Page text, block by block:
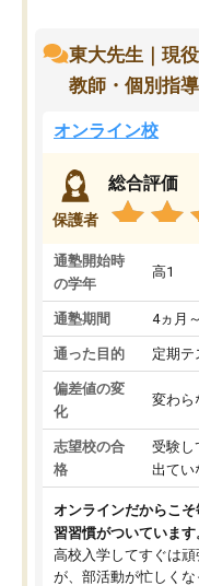
東大先生｜現
教師・個別指
オンライン校
保護者
総合評価
通塾開始時
の学年
高1
通塾期間 4ヵ月
通った目的 定期テ
偏差値の変
化
変わら
志望校の合
格
受験し
出てい
オンラインだからこ
習習慣がついています
高校入学してすぐは
が、部活動が忙しく